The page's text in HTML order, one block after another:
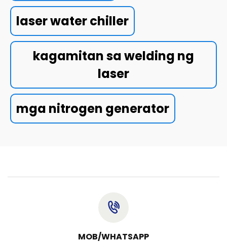
laser water chiller
kagamitan sa welding ng
laser
mga nitrogen generator
MOB/WHATSAPP